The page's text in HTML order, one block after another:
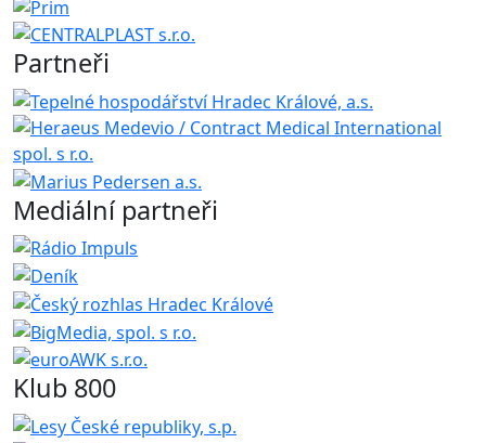
Partneři
Mediální partneři
Klub 800